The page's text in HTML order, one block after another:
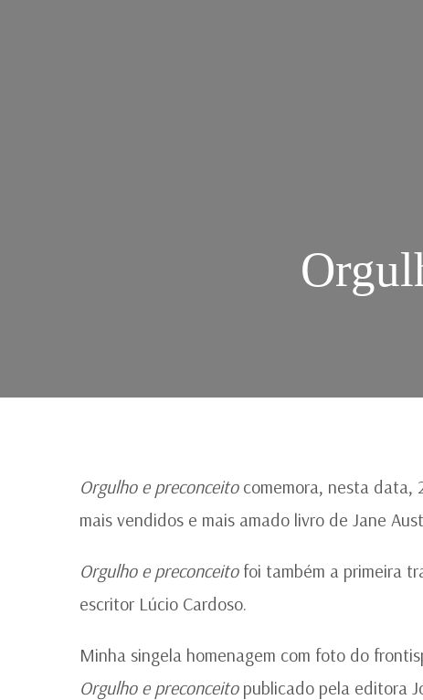
Orgulho e preconceitocomemora, nesta data,
mais vendidos e mais amado livro de Jane
Orgulho e preconceitofoi também a primeira
escritor Lúcio Cardoso.
Minha singela homenagem com foto do
Orgulho e preconceitopublicado pela editora